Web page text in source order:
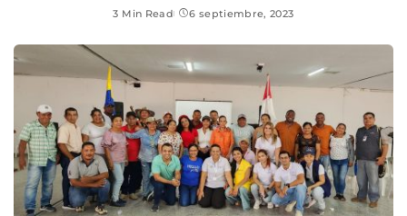
3 Min Read 6 septiembre, 2023